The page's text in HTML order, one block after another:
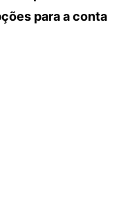
para a conta